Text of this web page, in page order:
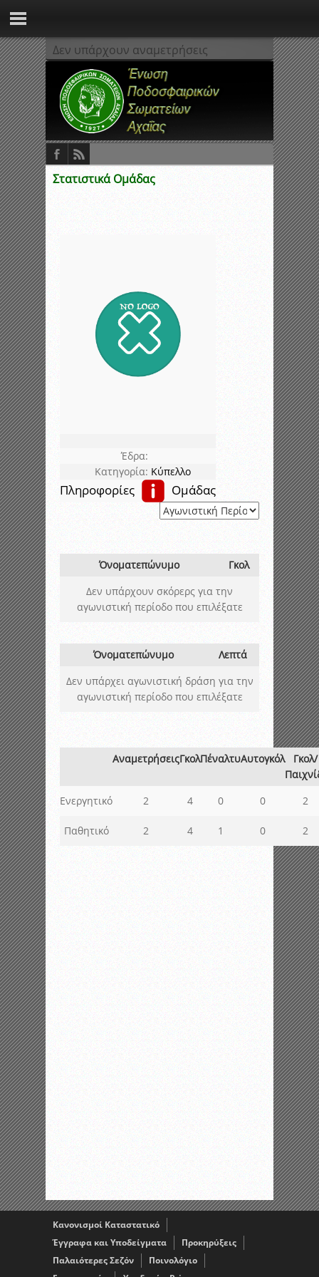
Δεν υπάρχουν αναμετρήσεις
Στατιστικά Ομάδας
Έδρα:
Κατηγορία: Κύπελλο
Πληροφορίες Ομάδας
Όνοματεπώνυμο
Γκολ
Δεν υπάρχουν σκόρερς για την
αγωνιστική περίοδο που επιλέξατε
Όνοματεπώνυμο
Λεπτά
Δεν υπάρχει αγωνιστική δράση για την
αγωνιστική περίοδο που επιλέξατε
ΑναμετρήσειςΓκολΠέναλτυΑυτογκόλ
Γκολ/
Ενεργητικό
2 4 0 0 2
Παθητικό 2 4 1 0 2
Κανονισμοί Καταστατικό
Έγγραφα και Υποδείγματα
Προκηρύξεις
Παλαιότερες Σεζόν
Ποινολόγιο